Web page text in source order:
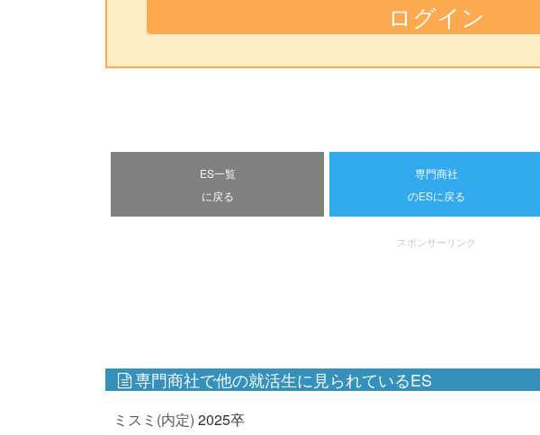
ES一覧
に戻る
専門商社
のESに戻る
スポンサーリンク
専門商社で他の就活生に見られているES
ミスミ(内定) 2025卒